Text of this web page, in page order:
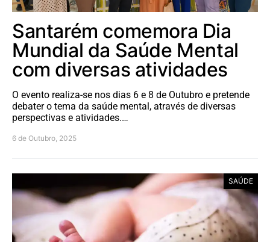
Santarém comemora Dia
Mundial da Saúde Mental
com diversas atividades
O evento realiza-se nos dias 6 e 8 de Outubro e pretende
debater o tema da saúde mental, através de diversas
perspectivas e atividades.…
6 de Outubro, 2025
SAÚDE